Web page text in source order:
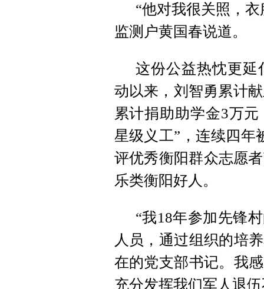
“他对我很关照，
监测户黄国春说道。
这份公益热忱更延
动以来，刘智勇累计
累计捐助助学金3万
星级义工”，连续四年
评优秀衡阳群众志愿
乐类衡阳好人。
“我18年参加先锋
人员，通过组织的培
在的党支部书记。我
充分发挥我们军人退